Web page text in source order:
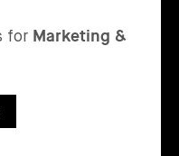
for Marketing &